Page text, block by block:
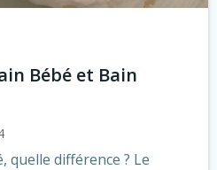
Bébé et Bain
quelle différence ? Le